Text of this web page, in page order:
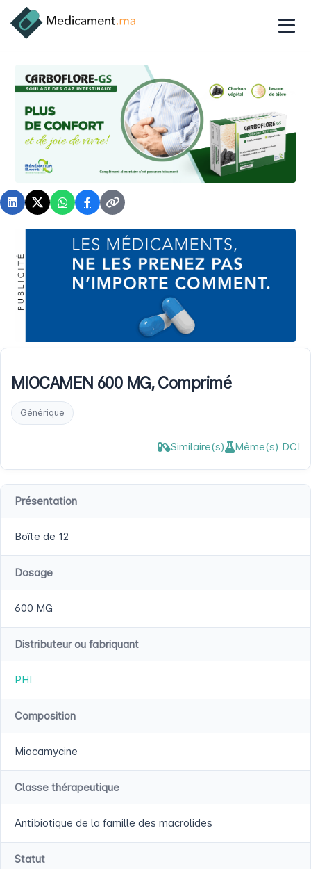
MIOCAMEN 600 MG, Comprimé
Générique
Similaire(s) Même(s) DCI
Présentation
Boîte de 12
Dosage
600 MG
Distributeur ou fabriquant
PHI
Composition
Miocamycine
Classe thérapeutique
Antibiotique de la famille des macrolides
Statut